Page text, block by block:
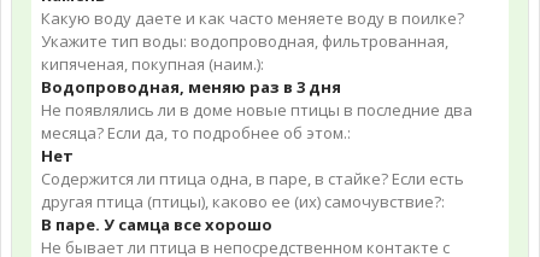
Какую воду даете и как часто меняете воду в поилке?
Укажите тип воды: водопроводная, фильтрованная,
кипяченая, покупная (наим.):
Водопроводная, меняю раз в 3 дня
Не появлялись ли в доме новые птицы в последние два
месяца? Если да, то подробнее об этом.:
Нет
Содержится ли птица одна, в паре, в стайке? Если есть
другая птица (птицы), каково ее (их) самочувствие?:
В паре. У самца все хорошо
Не бывает ли птица в непосредственном контакте с